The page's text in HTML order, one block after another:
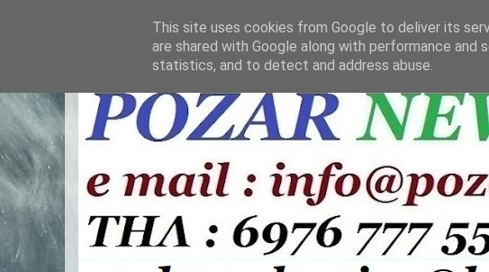
This site uses cookies from Google to deliver its
are shared with Google along with performance
statistics, and to detect and address abuse.